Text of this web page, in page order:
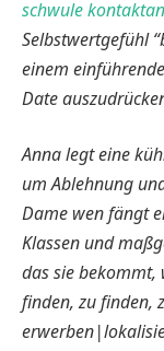
schwule
Selbstwertgefühl
einem
Date
Anna legteine
um Ablehnung
Dame wen fängt
Klassen und
das sie bekommt,
finden, zu finden,